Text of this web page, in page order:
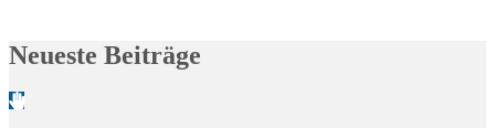
Neueste Beiträge